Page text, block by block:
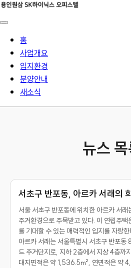
홈
사업개요
입지환경
분양안내
새소식
뉴스
서초구 반포동, 아르카 서래의
서울 서초구 반포동에 위치한 아르카 서
주거환경으로 주목받고 있다. 이 연립주택
를 기대할 수 있는 매력적인 입지를 자랑
아르카 서래는 서울특별시 서초구 반포
드 주거단지로, 지하 2층에서 지상 4층까
대지면적은 약 1,536.5㎡, 연면적은 약